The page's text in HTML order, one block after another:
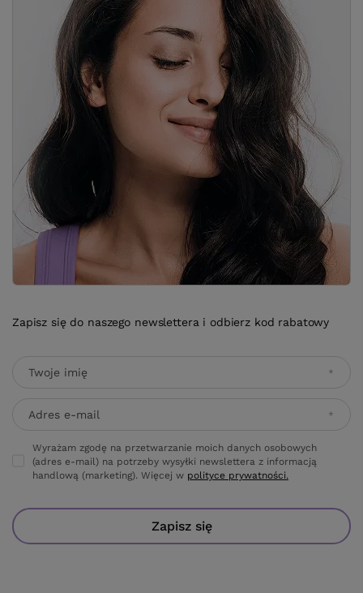
Zapisz się do naszego newslettera i odbierz kod rabatowy
Twoje imię
Adres e-mail
Wyrażam zgodę na przetwarzanie moich danych osobowych
(adres e-mail) na potrzeby wysyłki newslettera z informacją
handlową (marketing). Więcej w polityce prywatności.
Zapisz się